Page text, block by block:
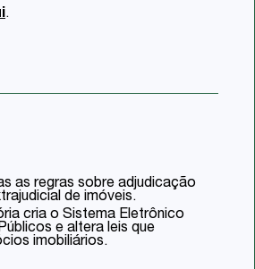
.
as regras sobre adjudicação
de imóveis.
cria o Sistema Eletrônico
e altera leis que
imobiliários.